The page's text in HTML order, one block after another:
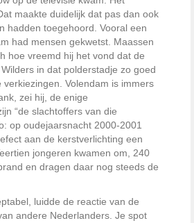
maakte duidelijk dat pas dan ook
hadden toegehoord. Vooral een
had mensen gekwetst. Maassen
hoe vreemd hij het vond dat de
in dat polderstadje zo goed
verkiezingen. Volendam is immers
zei hij, de enige
“de slachtoffers van die
op oudejaarsnacht 2000-2001
aan de kerstverlichting een
jongeren kwamen om, 240
en dragen daar nog steeds de
luidde de reactie van de
andere Nederlanders. Je spot